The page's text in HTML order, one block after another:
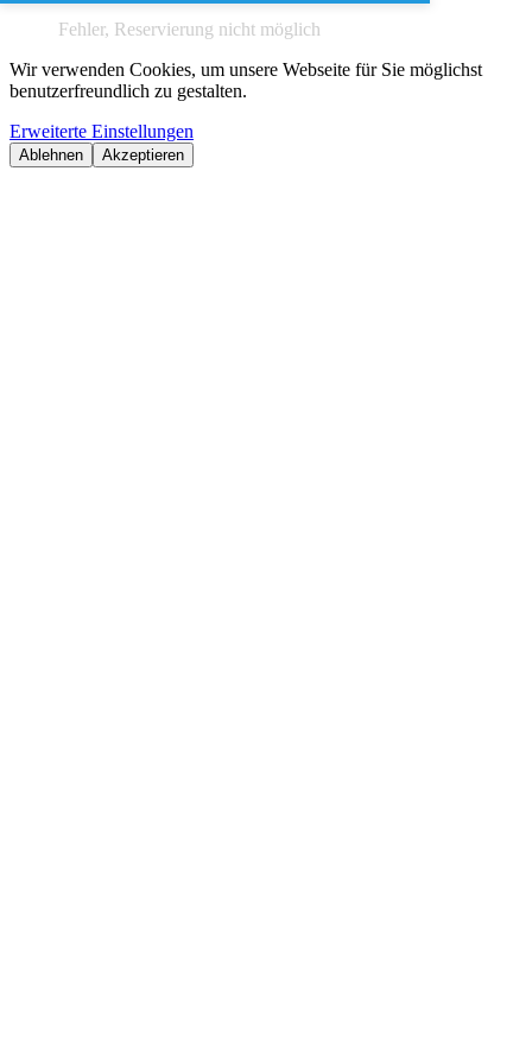
Fehler, Reservierung nicht möglich
Wir verwenden Cookies, um unsere Webseite für Sie möglichst
benutzerfreundlich zu gestalten.
Erweiterte Einstellungen
Ablehnen Akzeptieren